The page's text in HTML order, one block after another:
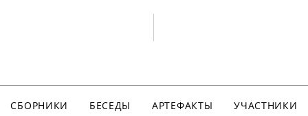
СБОРНИКИ БЕСЕДЫ АРТЕФАКТЫ
УЧАСТНИКИ